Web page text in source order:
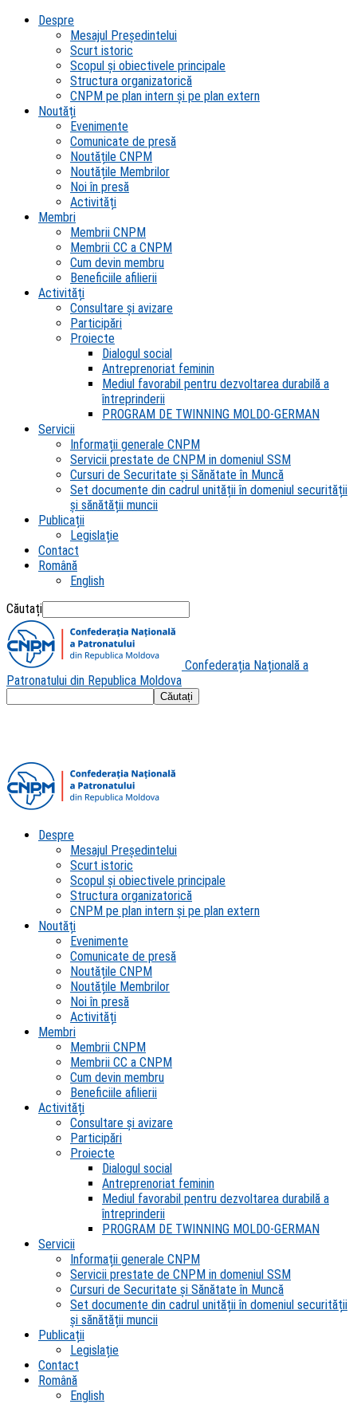
Despre
Mesajul Președintelui
Scurt istoric
Scopul şi obiectivele principale
Structura organizatorică
CNPM pe plan intern şi pe plan extern
Noutăți
Evenimente
Comunicate de presă
Noutățile CNPM
Noutățile Membrilor
Noi în presă
Activități
Membri
Membrii CNPM
Membrii CC a CNPM
Cum devin membru
Beneficiile afilierii
Activități
Consultare și avizare
Participări
Proiecte
Dialogul social
Antreprenoriat feminin
Mediul favorabil pentru dezvoltarea durabilă a
întreprinderii
PROGRAM DE TWINNING MOLDO-GERMAN
Servicii
Informații generale CNPM
Servicii prestate de CNPM in domeniul SSM
Cursuri de Securitate și Sănătate în Muncă
Set documente din cadrul unității în domeniul securității
și sănătății muncii
Publicații
Legislație
Contact
Română
English
Căutați
Confederația Națională a
Patronatului din Republica Moldova
Despre
Mesajul Președintelui
Scurt istoric
Scopul şi obiectivele principale
Structura organizatorică
CNPM pe plan intern şi pe plan extern
Noutăți
Evenimente
Comunicate de presă
Noutățile CNPM
Noutățile Membrilor
Noi în presă
Activități
Membri
Membrii CNPM
Membrii CC a CNPM
Cum devin membru
Beneficiile afilierii
Activități
Consultare și avizare
Participări
Proiecte
Dialogul social
Antreprenoriat feminin
Mediul favorabil pentru dezvoltarea durabilă a
întreprinderii
PROGRAM DE TWINNING MOLDO-GERMAN
Servicii
Informații generale CNPM
Servicii prestate de CNPM in domeniul SSM
Cursuri de Securitate și Sănătate în Muncă
Set documente din cadrul unității în domeniul securității
și sănătății muncii
Publicații
Legislație
Contact
Română
English